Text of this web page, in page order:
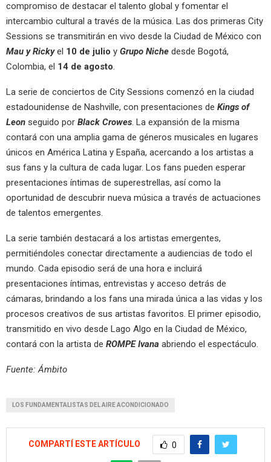
compromiso de destacar el talento global y fomentar el
intercambio cultural a través de la música. Las dos primeras City
Sessions se transmitirán en vivo desde la Ciudad de México con
Mau y Rickyel 10 de julio y Grupo Niche desde Bogotá,
Colombia, el 14 de agosto.
La serie de conciertos de City Sessions comenzó en la ciudad
estadounidense de Nashville, con presentaciones de Kings of
Leon seguido por Black Crowes. La expansión de la misma
contará con una amplia gama de géneros musicales en lugares
únicos en América Latina y España, acercando a los artistas a
sus fans y la cultura de cada lugar. Los fans pueden esperar
presentaciones íntimas de superestrellas, así como la
oportunidad de descubrir nueva música a través de actuaciones
de talentos emergentes.
La serie también destacará a los artistas emergentes,
permitiéndoles conectar directamente a audiencias de todo el
mundo. Cada episodio será de una hora e incluirá
presentaciones íntimas, entrevistas y acceso detrás de
cámaras, brindando a los fans una mirada única a las vidas y los
procesos creativos de sus artistas favoritos. El primer episodio,
transmitido en vivo desde Lago Algo en la Ciudad de México,
contará con la artista de ROMPE Ivana abriendo el espectáculo.
Fuente: Ámbito
LOS FUNDAMENTALISTAS DEL AIRE ACONDICIONADO
COMPARTÍ ESTE ARTÍCULO 0